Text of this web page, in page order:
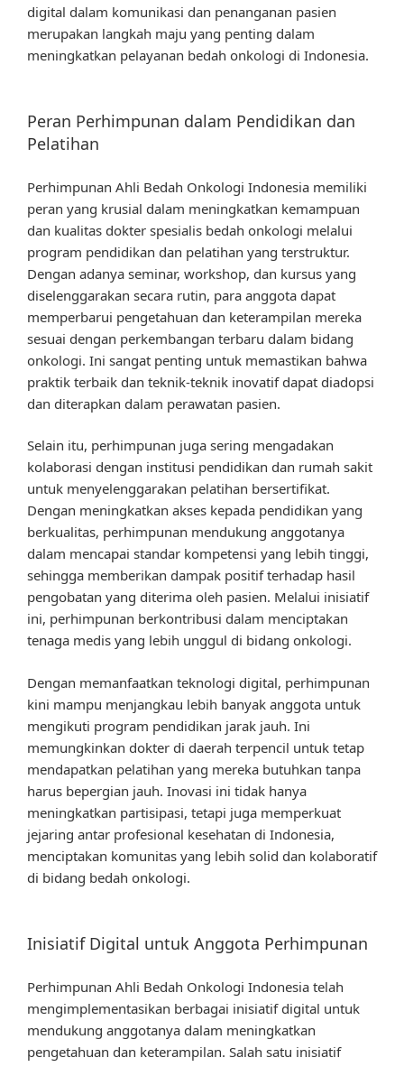
digital dalam komunikasi dan penanganan pasien
merupakan langkah maju yang penting dalam
meningkatkan pelayanan bedah onkologi di Indonesia.
Peran Perhimpunan dalam Pendidikan dan
Pelatihan
Perhimpunan Ahli Bedah Onkologi Indonesia memiliki
peran yang krusial dalam meningkatkan kemampuan
dan kualitas dokter spesialis bedah onkologi melalui
program pendidikan dan pelatihan yang terstruktur.
Dengan adanya seminar, workshop, dan kursus yang
diselenggarakan secara rutin, para anggota dapat
memperbarui pengetahuan dan keterampilan mereka
sesuai dengan perkembangan terbaru dalam bidang
onkologi. Ini sangat penting untuk memastikan bahwa
praktik terbaik dan teknik-teknik inovatif dapat diadopsi
dan diterapkan dalam perawatan pasien.
Selain itu, perhimpunan juga sering mengadakan
kolaborasi dengan institusi pendidikan dan rumah sakit
untuk menyelenggarakan pelatihan bersertifikat.
Dengan meningkatkan akses kepada pendidikan yang
berkualitas, perhimpunan mendukung anggotanya
dalam mencapai standar kompetensi yang lebih tinggi,
sehingga memberikan dampak positif terhadap hasil
pengobatan yang diterima oleh pasien. Melalui inisiatif
ini, perhimpunan berkontribusi dalam menciptakan
tenaga medis yang lebih unggul di bidang onkologi.
Dengan memanfaatkan teknologi digital, perhimpunan
kini mampu menjangkau lebih banyak anggota untuk
mengikuti program pendidikan jarak jauh. Ini
memungkinkan dokter di daerah terpencil untuk tetap
mendapatkan pelatihan yang mereka butuhkan tanpa
harus bepergian jauh. Inovasi ini tidak hanya
meningkatkan partisipasi, tetapi juga memperkuat
jejaring antar profesional kesehatan di Indonesia,
menciptakan komunitas yang lebih solid dan kolaboratif
di bidang bedah onkologi.
Inisiatif Digital untuk Anggota Perhimpunan
Perhimpunan Ahli Bedah Onkologi Indonesia telah
mengimplementasikan berbagai inisiatif digital untuk
mendukung anggotanya dalam meningkatkan
pengetahuan dan keterampilan. Salah satu inisiatif